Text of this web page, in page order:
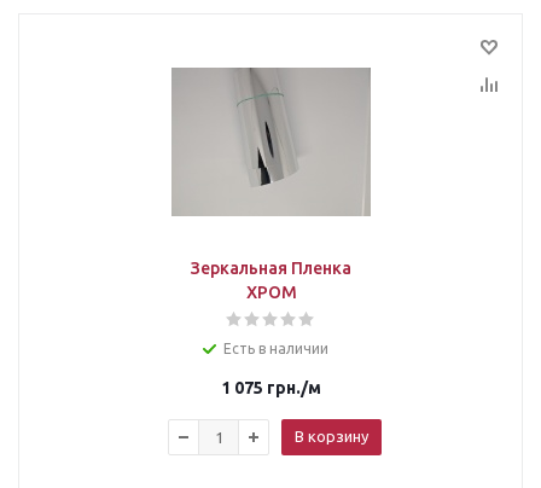
Зеркальная Пленка
ХРОМ
Есть в наличии
1 075 грн./м
В корзину